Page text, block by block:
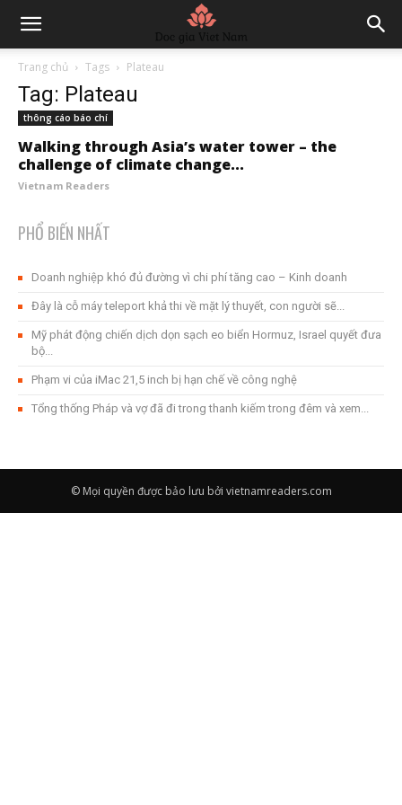
Trang chủ Tags Plateau
Tag: Plateau
thông cáo báo chí
Walking through Asia’s water tower – the
challenge of climate change...
Vietnam Readers
PHỔ BIẾN NHẤT
Doanh nghiệp khó đủ đường vì chi phí tăng cao – Kinh doanh
Đây là cỗ máy teleport khả thi về mặt lý thuyết, con người sẽ...
Mỹ phát động chiến dịch dọn sạch eo biển Hormuz, Israel quyết đưa
bộ...
Phạm vi của iMac 21,5 inch bị hạn chế về công nghệ
Tổng thống Pháp và vợ đã đi trong thanh kiếm trong đêm và xem...
© Mọi quyền được bảo lưu bởi vietnamreaders.com